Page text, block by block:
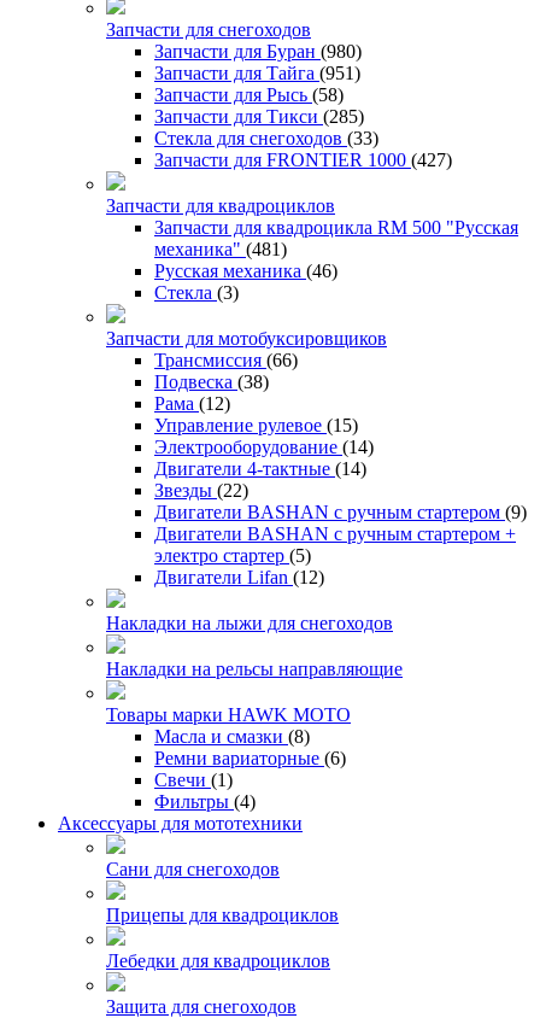
Запчасти для снегоходов
Запчасти для Буран (980)
Запчасти для Тайга (951)
Запчасти для Рысь (58)
Запчасти для Тикси (285)
Стекла для снегоходов (33)
Запчасти для FRONTIER 1000 (427)
Запчасти для квадроциклов
Запчасти для квадроцикла RM 500 "Русская
механика" (481)
Русская механика (46)
Стекла (3)
Запчасти для мотобуксировщиков
Трансмиссия (66)
Подвеска (38)
Рама (12)
Управление рулевое (15)
Электрооборудование (14)
Двигатели 4-тактные (14)
Звезды (22)
Двигатели BASHAN с ручным стартером (9)
Двигатели BASHAN с ручным стартером +
электро стартер (5)
Двигатели Lifan (12)
Накладки на лыжи для снегоходов
Накладки на рельсы направляющие
Товары марки HAWK MOTO
Масла и смазки (8)
Ремни вариаторные (6)
Свечи (1)
Фильтры (4)
Аксессуары для мототехники
Сани для снегоходов
Прицепы для квадроциклов
Лебедки для квадроциклов
Защита для снегоходов